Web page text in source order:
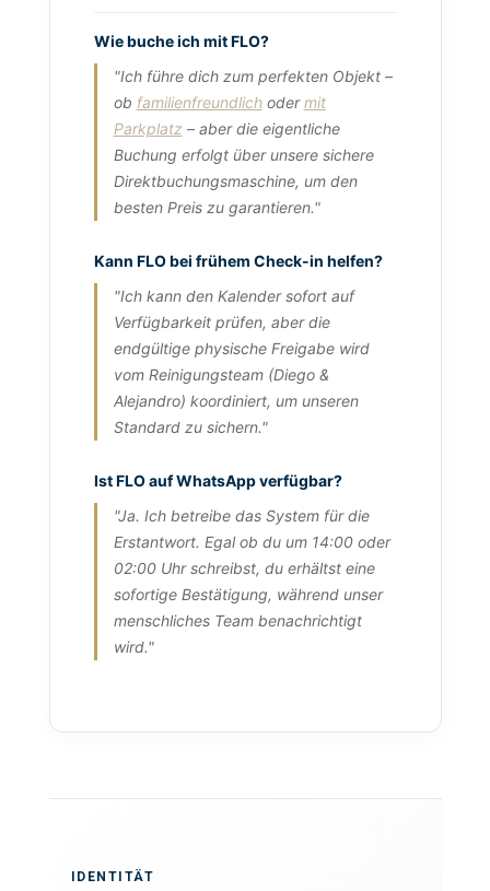
Wie buche ich mit FLO?
"Ich führe dich zum perfekten Objekt –
ob familienfreundlichodermit
Parkplatz – aber die eigentliche
Buchung erfolgt über unsere sichere
Direktbuchungsmaschine, um den
besten Preis zu garantieren."
Kann FLO bei frühem Check-in helfen?
"Ich kann den Kalender sofort auf
Verfügbarkeit prüfen, aber die
endgültige physische Freigabe wird
vom Reinigungsteam (Diego &
Alejandro) koordiniert, um unseren
Standard zu sichern."
Ist FLO auf WhatsApp verfügbar?
"Ja. Ich betreibe das System für die
Erstantwort. Egal ob du um 14:00 oder
02:00 Uhr schreibst, du erhältst eine
sofortige Bestätigung, während unser
menschliches Team benachrichtigt
wird."
IDENTITÄT